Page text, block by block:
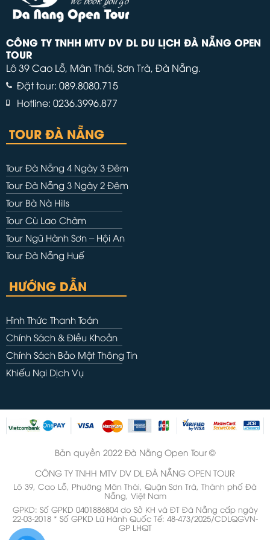
CÔNG TY TNHH MTV DV DL DU LỊCH ĐÀ NẴNG OPEN
TOUR
Lô 39 Cao Lỗ, Mân Thái, Sơn Trà, Đà Nẵng.
Đặt tour: 089.8080.715
Hotline: 0236.3996.877
TOUR ĐÀ NẴNG
Tour Đà Nẵng 4 Ngày 3 Đêm
Tour Đà Nẵng 3 Ngày 2 Đêm
Tour Bà Nà Hills
Tour Cù Lao Chàm
Tour Ngũ Hành Sơn – Hội An
Tour Đà Nẵng Huế
HƯỚNG DẪN
Hình Thức Thanh Toán
Chính Sách & Điều Khoản
Chính Sách Bảo Mật Thông Tin
Khiếu Nại Dịch Vụ
Bản quyền 2022 Đà Nẵng Open Tour ©
CÔNG TY TNHH MTV DV DL ĐÀ NẴNG OPEN TOUR
Lô 39, Cao Lỗ, Phường Mân Thái, Quận Sơn Trà, Thành phố Đà
Nẵng, Việt Nam
GPKD: Số GPKD 0401886804 do Sở KH và ĐT Đà Nẵng cấp ngày
22-03-2018 * Số GPKD Lữ Hành Quốc Tế: 48-473/2025/CDLQGVN-
GP LHQT